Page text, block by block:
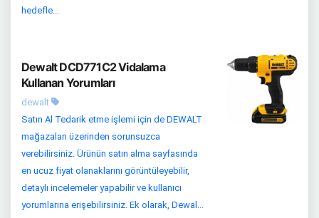
hedefle...
Dewalt DCD771C2 Vidalama
Kullanan Yorumları
dewalt
Satın Al Tedarik etme işlemi için de DEWALT
mağazaları üzerinden sorunsuzca
verebilirsiniz. Ürünün satın alma sayfasında
en ucuz fiyat olanaklarını görüntüleyebilir,
detaylı incelemeler yapabilir ve kullanıcı
yorumlarına erişebilirsiniz. Ek olarak, Dewal...